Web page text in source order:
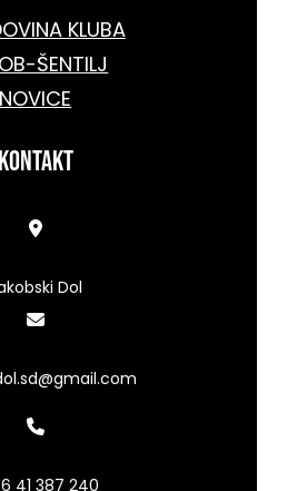
KLUBA
ŠENTILJ
NOVICE
kontakt
Dol
41 387 240